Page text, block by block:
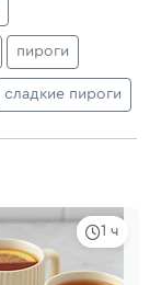
пироги
сладкие пироги
1 ч